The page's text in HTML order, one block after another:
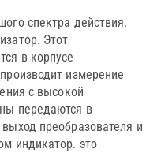
спектра действия.
Этот
в корпусе
измерение
с высокой
передаются в
преобразователя и
индикатор. это